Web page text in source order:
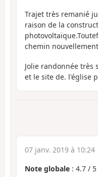
Trajet très remanié
raison de la
chemin
Jolie randonnée très
et le site de. l'église
07 janv. 2019 à 10:24
Note globale : 4.7 / 5